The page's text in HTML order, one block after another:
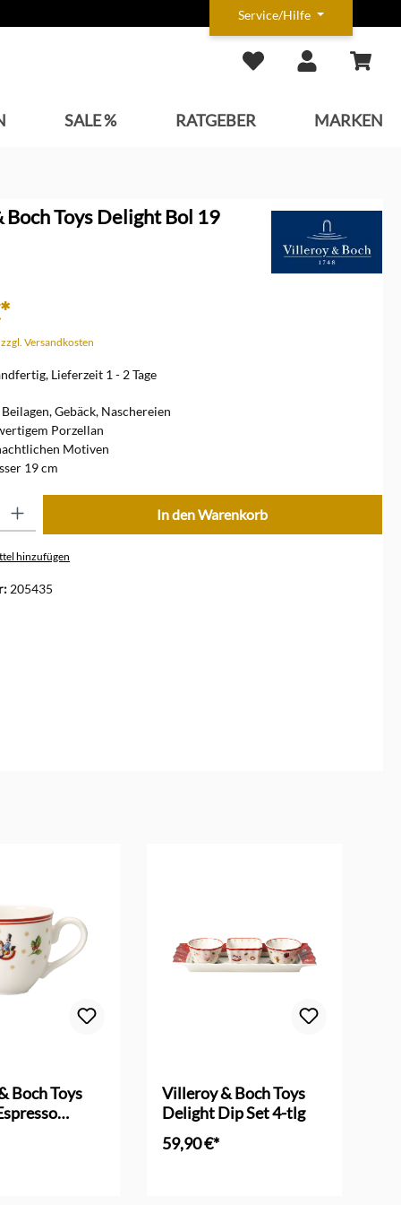
Service/Hilfe
SALE % RATGEBER MARKEN
Toys Delight Bol 19
Versandkosten
Lieferzeit 1 - 2 Tage
Gebäck, Naschereien
Porzellan
Motiven
19 cm
In den Warenkorb
hinzufügen
205435
Boch Toys
Villeroy & Boch Toys
Delight Dip Set 4-tlg
59,90 €*